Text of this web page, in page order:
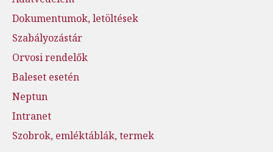
Dokumentumok, letöltések
Szabályozástár
Orvosi rendelők
Baleset esetén
Neptun
Intranet
Szobrok, emléktáblák, termek